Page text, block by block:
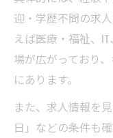
迎・学歴不問の求
えば医療・福祉、
場が広がっており
にあります。
また、求人情報を
日」などの条件も